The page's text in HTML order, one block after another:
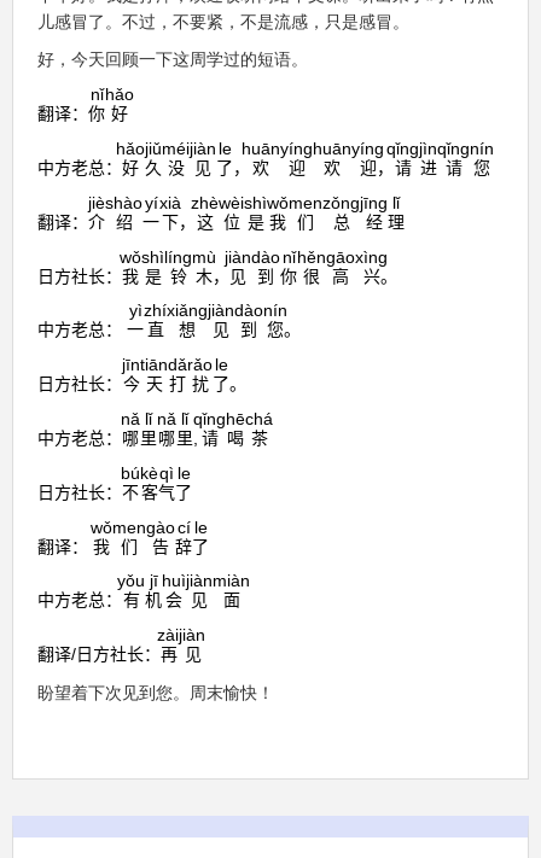
レ
ヤ
儿感冒了。不过，不要紧，不是流感，只是感冒。
好，今天回顾一下这周学过的短语。
翻译： 你
nǐ
好
hǎo
中方老总： 好
hǎo
久
jiǔ
没
méi
见
jiàn
了
le
，
欢
huān
迎
yíng
欢
huān
迎
yíng
， 请
qǐng
进
jìn
请
qǐng
您
nín
翻译： 介
jiè
绍
shào
一
yí
下
xià
， 这
zhè
位
wèi
是
shì
我
wǒ
们
men
总
zǒng
经
jīng
理
lǐ
日方社长： 我
wǒ
是
shì
铃
líng
木
mù
，
见
jiàn
到
dào
你
nǐ
很
hěn
高
gāo
兴
xìng
。
中方老总： 一
yì
直
zhí
想
xiǎng
见
jiàn
到
dào
您
nín
。
日方社长： 今
jīn
天
tiān
打
dǎ
扰
rǎo
了
le
。
中方老总： 哪
nǎ
里
lǐ
哪
nǎ
里
lǐ
请
qǐng
喝
hē
茶
chá
日方社长： 不
bú
客
kè
气
qì
了
le
翻译： 我
wǒ
们
men
告
gào
辞
cí
了
le
中方老总： 有
yǒu
机
jī
会
huì
见
jiàn
面
miàn
翻译/日方社长： 再见
zàijiàn
盼望着下次见到您。周末愉快！